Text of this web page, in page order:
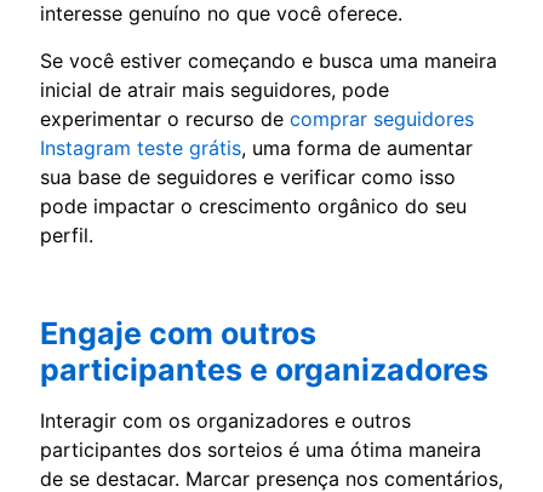
interesse genuíno no que você oferece.
Se você estiver começando e busca uma maneira
inicial de atrair mais seguidores, pode
experimentar o recurso de comprar seguidores
Instagram teste grátis, uma forma de aumentar
sua base de seguidores e verificar como isso
pode impactar o crescimento orgânico do seu
perfil.
Engaje com outros
participantes e organizadores
Interagir com os organizadores e outros
participantes dos sorteios é uma ótima maneira
de se destacar. Marcar presença nos comentários,